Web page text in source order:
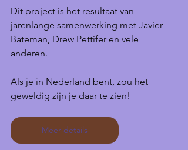
Dit project is het resultaat van
jarenlange samenwerking met Javier
Bateman, Drew Pettifer en vele
anderen.
Als je in Nederland bent, zou het
geweldig zijn je daar te zien!
Meer details